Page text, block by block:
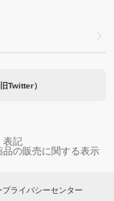
Twitter）
表記
品の販売に関する表示
ライバシーセンター